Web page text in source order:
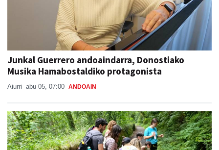
Junkal Guerrero andoaindarra, Donostiako
Musika Hamabostaldiko protagonista
Aiurri abu 05, 07:00